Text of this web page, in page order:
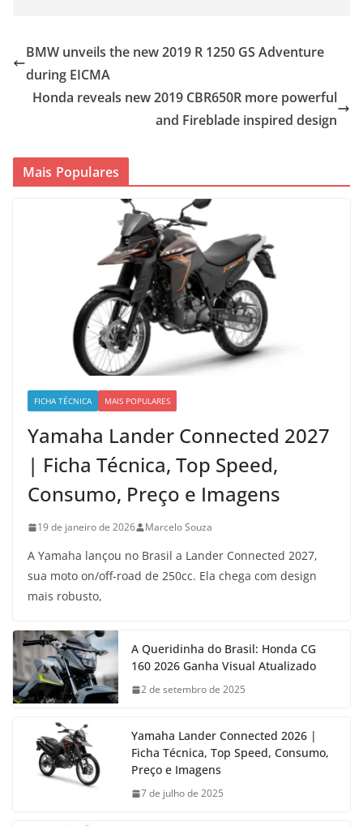
BMW unveils the new 2019 R 1250 GS Adventure
during EICMA
Honda reveals new 2019 CBR650R more powerful
and Fireblade inspired design
Mais Populares
FICHA TÉCNICA MAIS POPULARES
Yamaha Lander Connected 2027
| Ficha Técnica, Top Speed,
Consumo, Preço e Imagens
19 de janeiro de 2026 Marcelo Souza
A Yamaha lançou no Brasil a Lander Connected 2027,
sua moto on/off-road de 250cc. Ela chega com design
mais robusto,
A Queridinha do Brasil: Honda CG
160 2026 Ganha Visual Atualizado
2 de setembro de 2025
Yamaha Lander Connected 2026 |
Ficha Técnica, Top Speed, Consumo,
Preço e Imagens
7 de julho de 2025